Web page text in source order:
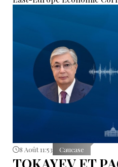
8 Août 11:53 Caucase